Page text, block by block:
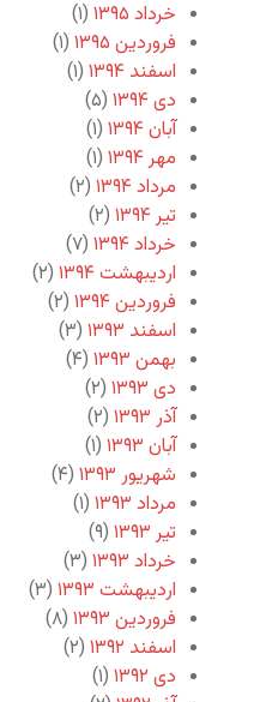
خرداد ۱۳۹۵
(۱)
فروردین ۱۳۹۵
(۱)
اسفند ۱۳۹۴
(۱)
دی ۱۳۹۴
(۵)
آبان ۱۳۹۴
(۱)
مهر ۱۳۹۴
(۱)
مرداد ۱۳۹۴
(۲)
تیر ۱۳۹۴
(۲)
خرداد ۱۳۹۴
(۷)
اردیبهشت ۱۳۹۴
(۲)
فروردین ۱۳۹۴
(۲)
اسفند ۱۳۹۳
(۳)
بهمن ۱۳۹۳
(۴)
دی ۱۳۹۳
(۲)
آذر ۱۳۹۳
(۲)
آبان ۱۳۹۳
(۱)
شهریور ۱۳۹۳
(۴)
مرداد ۱۳۹۳
(۱)
تیر ۱۳۹۳
(۹)
خرداد ۱۳۹۳
(۳)
اردیبهشت ۱۳۹۳
(۳)
فروردین ۱۳۹۳
(۸)
اسفند ۱۳۹۲
(۲)
دی ۱۳۹۲
(۱)